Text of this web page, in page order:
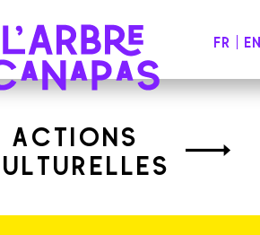
FR
ACTIONS